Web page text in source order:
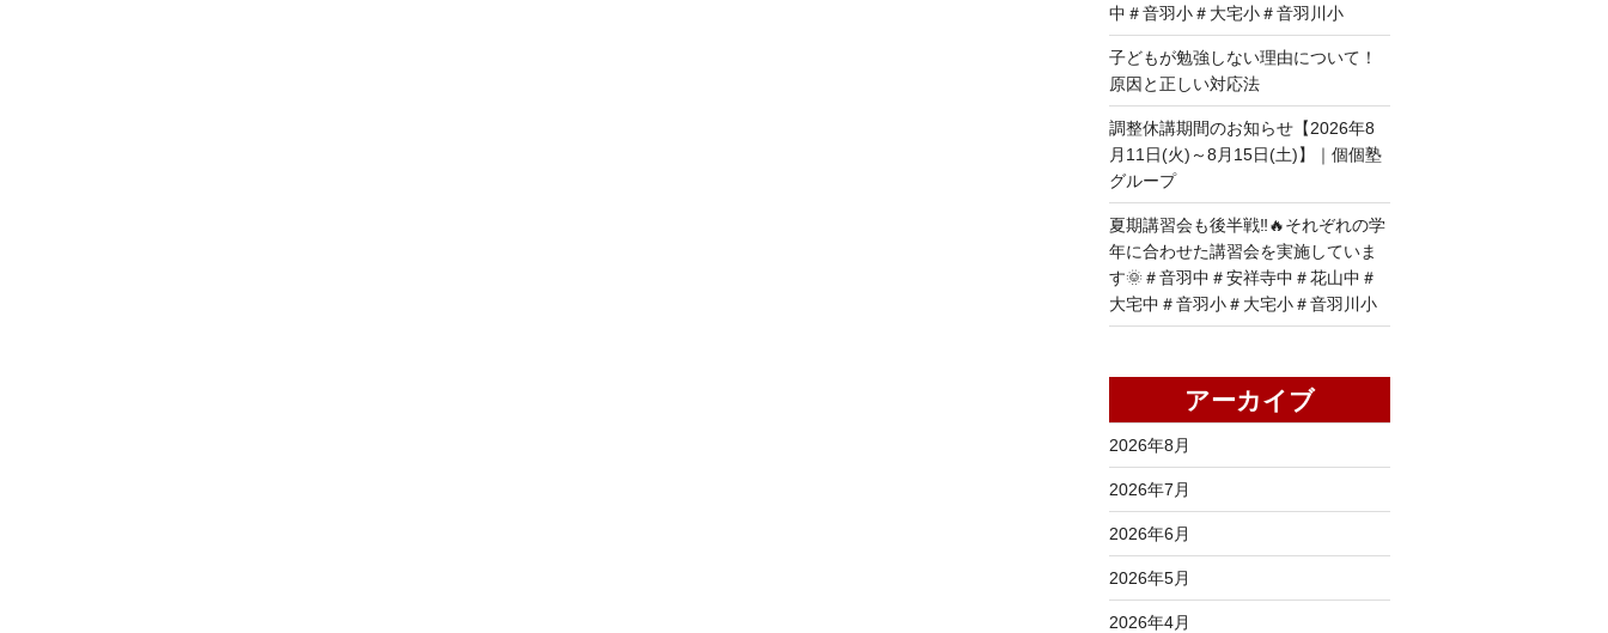
中＃音羽小＃大宅小＃音羽川小
子どもが勉強しない理由について！
原因と正しい対応法
調整休講期間のお知らせ【2026年8
月11日(火)～8月15日(土)】｜個個塾
グループ
夏期講習会も後半戦‼🔥それぞれの学
年に合わせた講習会を実施していま
す🌞＃音羽中＃安祥寺中＃花山中＃
大宅中＃音羽小＃大宅小＃音羽川小
アーカイブ
2026年8月
2026年7月
2026年6月
2026年5月
2026年4月